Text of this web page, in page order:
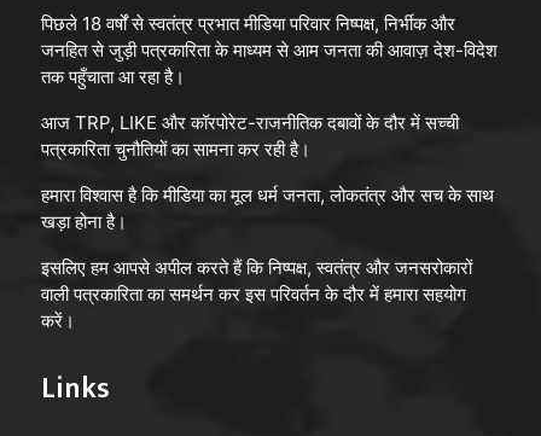
पिछले 18 वर्षों से स्वतंत्र प्रभात मीडिया परिवार निष्पक्ष, निर्भीक और
जनहित से जुड़ी पत्रकारिता के माध्यम से आम जनता की आवाज़ देश-विदेश
तक पहुँचाता आ रहा है।
आज TRP, LIKE और कॉरपोरेट-राजनीतिक दबावों के दौर में सच्ची
पत्रकारिता चुनौतियों का सामना कर रही है।
हमारा विश्वास है कि मीडिया का मूल धर्म जनता, लोकतंत्र और सच के साथ
खड़ा होना है।
इसलिए हम आपसे अपील करते हैं कि निष्पक्ष, स्वतंत्र और जनसरोकारों
वाली पत्रकारिता का समर्थन कर इस परिवर्तन के दौर में हमारा सहयोग
करें।
Links